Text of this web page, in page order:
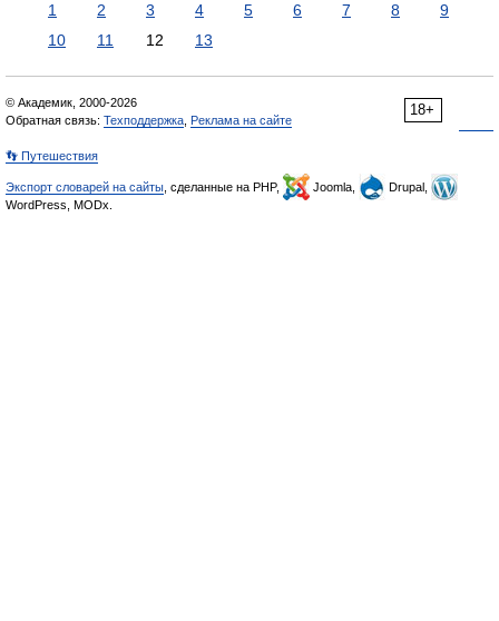
1 2 3 4 5 6 7 8
9
10
11 12 13
18+
© Академик, 2000-2026
Обратная связь: Техподдержка Реклама на сайте
👣 Путешествия
Экспорт словарей на сайты , сделанные на PHP, Joomla,
Drupal,
WordPress, MODx.